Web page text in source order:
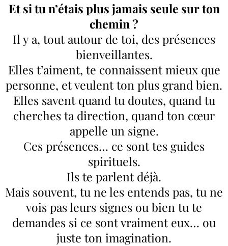
Et si tu n’étais plus jamais seule sur ton
chemin ?
Il y a, tout autour de toi, des présences
bienveillantes.
Elles t’aiment, te connaissent mieux que
personne, et veulent ton plus grand bien.
Elles savent quand tu doutes, quand tu
cherches ta direction, quand ton cœur
appelle un signe.
Ces présences… ce sont tes guides
spirituels.
Ils te parlent déjà.
Mais souvent, tu ne les entends pas, tu ne
vois pas leurs signes ou bien tu te
demandes si ce sont vraiment eux… ou
juste ton imagination.